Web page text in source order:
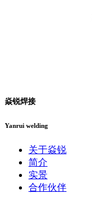
焱锐焊接
Yanrui welding
关于焱锐
简介
实景
合作伙伴